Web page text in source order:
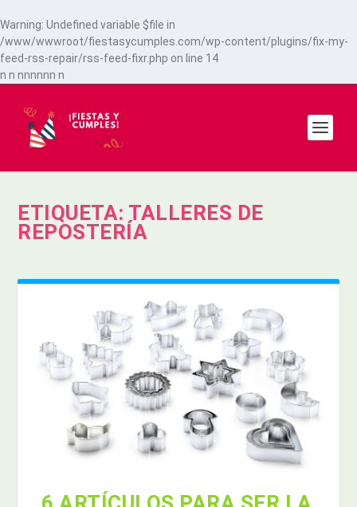
Warning: Undefined variable $file in
/www/wwwroot/fiestasycumples.com/wp-content/plugins/fix-my-
feed-rss-repair/rss-feed-fixr.php on line 14
n n nnnnnn n
ETIQUETA: TALLERES DE
REPOSTERÍA